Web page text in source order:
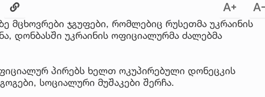
მცხოვრები ჯგუფები, რომლებიც რუსეთმა უკრაინის
დონბასში უკრაინის ოფიციალურმა ძალებმა
პირებს ხელთ ოკუპირებული დონეცკის
სოციალური მუშაკები შერჩა.